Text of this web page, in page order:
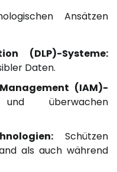
Ansätzen
(DLP)-Systeme:
Daten.
(IAM)-
überwachen
Schützen
als auch während